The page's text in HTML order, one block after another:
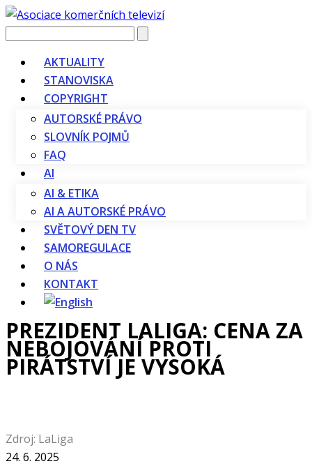
Vyhledávání
AKTUALITY
STANOVISKA
COPYRIGHT
AUTORSKÉ PRÁVO
SLOVNÍK POJMŮ
FAQ
AI
AI & ETIKA
AI A AUTORSKÉ PRÁVO
SVĚTOVÝ DEN TV
SAMOREGULACE
O NÁS
KONTAKT
PREZIDENT LALIGA: CENA ZA
NEBOJOVÁNÍ PROTI
PIRÁTSTVÍ JE VYSOKÁ
Zdroj: LaLiga
24. 6. 2025